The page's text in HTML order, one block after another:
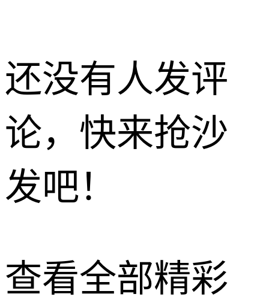
还没有人发评
论，快来抢沙
发吧！
查看全部精彩